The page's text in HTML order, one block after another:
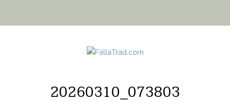
20260310_073803